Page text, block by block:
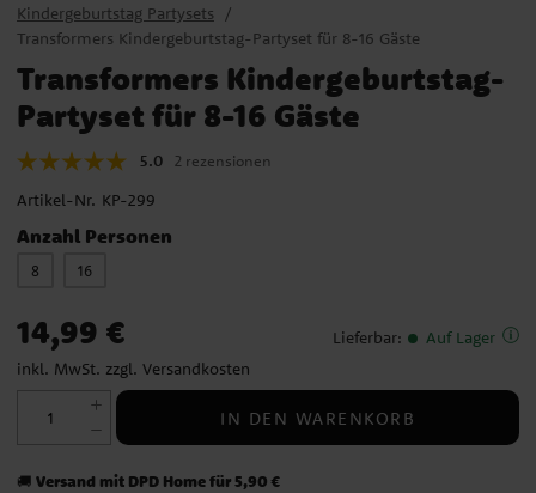
Kindergeburtstag Partysets
Transformers Kindergeburtstag-Partyset für 8-16 Gäste
Transformers Kindergeburtstag-
Partyset für 8-16 Gäste
5.0 2 rezensionen
Artikel-Nr. KP-299
Anzahl Personen
8 16
Preis :14,99 €
14,99 €
inkl. MwSt. zzgl. Versandkosten
Lieferbar: Auf Lager
IN DEN WARENKORB
🚚 Versand mit DPD Home für 5,90 €